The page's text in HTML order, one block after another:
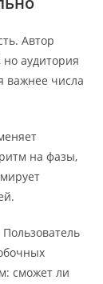
Автор
аудитория
важнее числа
на фазы,
сможет ли